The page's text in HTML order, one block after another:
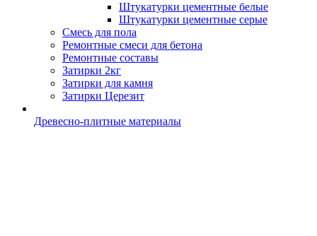
Штукатурки цементные белые
Штукатурки цементные серые
Смесь для пола
Ремонтные смеси для бетона
Ремонтные составы
Затирки 2кг
Затирки для камня
Затирки Церезит
Древесно-плитные материалы